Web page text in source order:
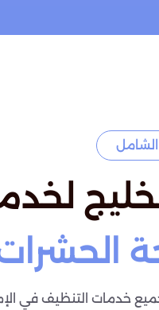
الشامل
خدمات التنظيف في